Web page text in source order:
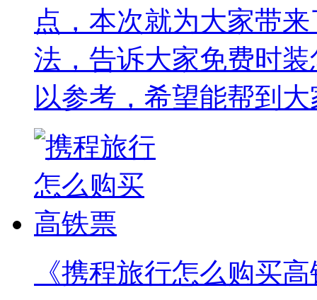
点，本次就为大家带
法，告诉大家免费时
以参考，希望能帮到
《携程旅行怎么购买